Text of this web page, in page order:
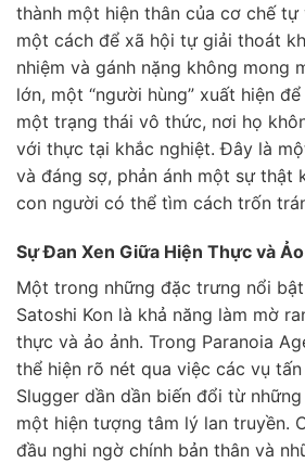
thành một hiện thân của cơ chế
một cách để xã hội tự giải thoát
nhiệm và gánh nặng không mong
lớn, một “người hùng” xuất hiện
một trạng thái vô thức, nơi họ
với thực tại khắc nghiệt. Đây là
và đáng sợ, phản ánh một sự thật
con người có thể tìm cách trốn
Sự Đan Xen Giữa Hiện Thực và
Một trong những đặc trưng nổi
Satoshi Kon là khả năng làm mờ
thực và ảo ảnh. Trong Paranoia
thể hiện rõ nét qua việc các vụ tấn
Slugger dần dần biến đổi từ
một hiện tượng tâm lý lan truyền.
đầu nghi ngờ chính bản thân và